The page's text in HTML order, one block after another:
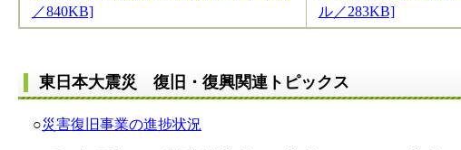
／840KB]
ル／283KB]
東日本大震災 復旧・復興関連トピックス
○災害復旧事業の進捗状況